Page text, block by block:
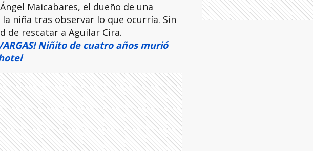
Maicabares, el dueño de una
niña tras observar lo que ocurría. Sin
rescatar a Aguilar Cira.
VARGAS! Niñito de cuatro años murió